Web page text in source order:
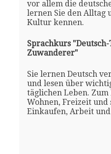
vor allem die
lernen Sie den Alltag
Kultur kennen.
Sprachkurs
Zuwanderer"
Sie lernen Deutsch
und lesen über
täglichen Leben.
Wohnen, Freizeit und
Einkaufen, Arbeit